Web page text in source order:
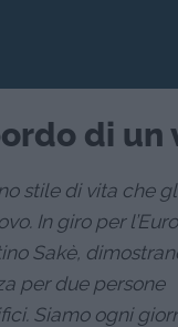
di un
stile di vita che
In giro per
Sakè,
per due persone
Siamo ogni